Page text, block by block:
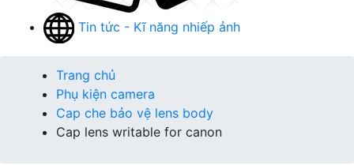
Tin tức - Kĩ năng nhiếp ảnh
Trang chủ
Phụ kiện camera
Cap che bảo vệ lens body
Cap lens writable for canon